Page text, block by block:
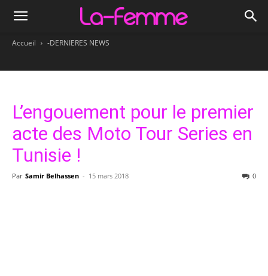
Accueil -DERNIERES NEWS
L’engouement pour le premier
acte des Moto Tour Series en
Tunisie !
Par Samir Belhassen - 15 mars 2018 0